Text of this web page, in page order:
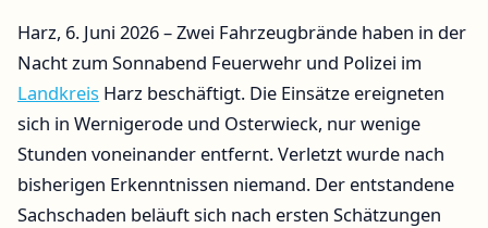
Harz, 6. Juni 2026 – Zwei Fahrzeugbrände haben in der
Nacht zum Sonnabend Feuerwehr und Polizei im
Landkreis Harz beschäftigt. Die Einsätze ereigneten
sich in Wernigerode und Osterwieck, nur wenige
Stunden voneinander entfernt. Verletzt wurde nach
bisherigen Erkenntnissen niemand. Der entstandene
Sachschaden beläuft sich nach ersten Schätzungen